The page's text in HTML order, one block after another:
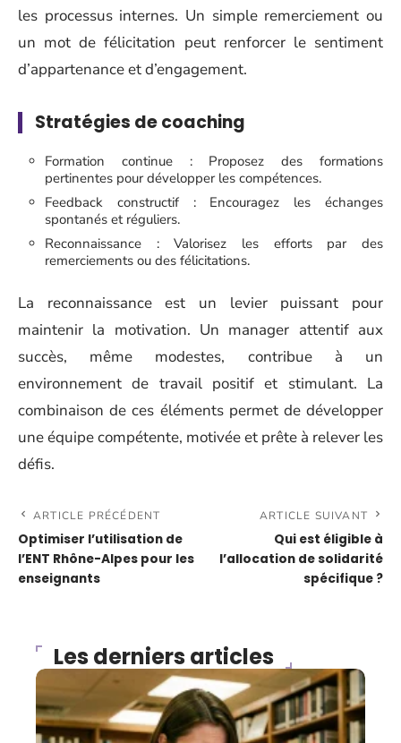
les processus internes. Un simple remerciement ou
un mot de félicitation peut renforcer le sentiment
d’appartenance et d’engagement.
Stratégies de coaching
Formation continue : Proposez des formations
pertinentes pour développer les compétences.
Feedback constructif : Encouragez les échanges
spontanés et réguliers.
Reconnaissance : Valorisez les efforts par des
remerciements ou des félicitations.
La reconnaissance est un levier puissant pour
maintenir la motivation. Un manager attentif aux
succès, même modestes, contribue à un
environnement de travail positif et stimulant. La
combinaison de ces éléments permet de développer
une équipe compétente, motivée et prête à relever les
défis.
ARTICLE PRÉCÉDENT
Optimiser l’utilisation de
l’ENT Rhône-Alpes pour les
enseignants
ARTICLE SUIVANT
Qui est éligible à
l’allocation de solidarité
spécifique ?
Les derniers articles